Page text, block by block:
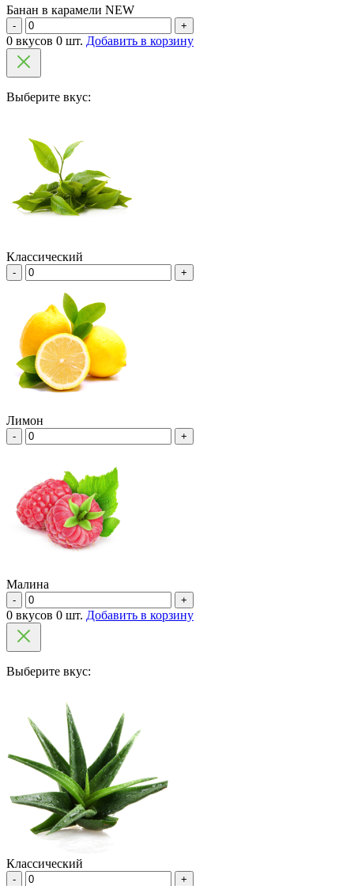
Банан в карамели NEW
- +
0 вкусов 0 шт. Добавить в корзину
Выберите вкус:
Классический
- +
Лимон
- +
Малина
- +
0 вкусов 0 шт. Добавить в корзину
Выберите вкус:
Классический
- +